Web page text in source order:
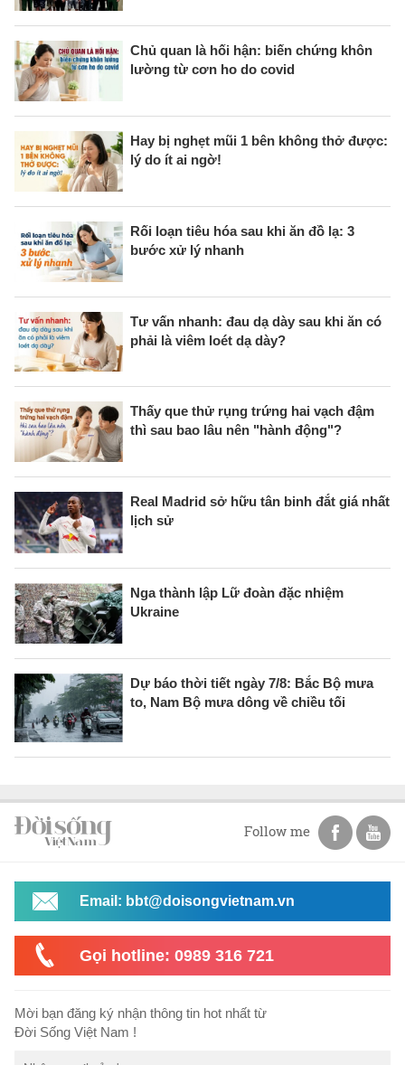
Chủ quan là hối hận: biến chứng khôn
lường từ cơn ho do covid
Hay bị nghẹt mũi 1 bên không thở được:
lý do ít ai ngờ!
Rối loạn tiêu hóa sau khi ăn đồ lạ: 3
bước xử lý nhanh
Tư vấn nhanh: đau dạ dày sau khi ăn có
phải là viêm loét dạ dày?
Thấy que thử rụng trứng hai vạch đậm
thì sau bao lâu nên "hành động"?
Real Madrid sở hữu tân binh đắt giá nhất
lịch sử
Nga thành lập Lữ đoàn đặc nhiệm
Ukraine
Dự báo thời tiết ngày 7/8: Bắc Bộ mưa
to, Nam Bộ mưa dông về chiều tối
Follow me
Email: bbt@doisongvietnam.vn
Gọi hotline: 0989 316 721
Mời bạn đăng ký nhận thông tin hot nhất từ
Đời Sống Việt Nam !